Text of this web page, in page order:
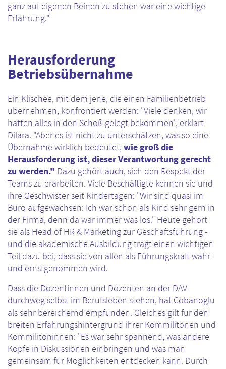
ganz auf eigenen Beinen zu stehen war eine wichtige
Erfahrung."
Herausforderung
Betriebsübernahme
Ein Klischee, mit dem jene, die einen Familienbetrieb
übernehmen, konfrontiert werden: "Viele denken, wir
hätten alles in den Schoß gelegt bekommen", erklärt
Dilara. "Aber es ist nicht zu unterschätzen, was so eine
Übernahme wirklich bedeutet, wie groß die
Herausforderung ist, dieser Verantwortung gerecht
zu werden." Dazu gehört auch, sich den Respekt der
Teams zu erarbeiten. Viele Beschäftigte kennen sie und
ihre Geschwister seit Kindertagen: "Wir sind quasi im
Büro aufgewachsen: Ich war schon als Kind sehr gern in
der Firma, denn da war immer was los." Heute gehört
sie als Head of HR & Marketing zur Geschäftsführung -
und die akademische Ausbildung trägt einen wichtigen
Teil dazu bei, dass sie von allen als Führungskraft wahr-
und ernstgenommen wird.
Dass die Dozentinnen und Dozenten an der DAV
durchweg selbst im Berufsleben stehen, hat Cobanoglu
als sehr bereichernd empfunden. Gleiches gilt für den
breiten Erfahrungshintergrund ihrer Kommilitonen und
Kommilitoninnen: "Es war sehr spannend, was andere
Köpfe in Diskussionen einbringen und was man
gemeinsam für Möglichkeiten entdecken kann. Durch